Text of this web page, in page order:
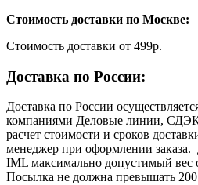
Стоимость доставки по Москве:
Cтоимость доставки от 499р.
Доставка по России:
Доставка по России
компаниями Деловые линии,
расчет стоимости и сроков
менеджер при оформлении заказа.
IML максимально допустимый вес
Посылка не должна превышать